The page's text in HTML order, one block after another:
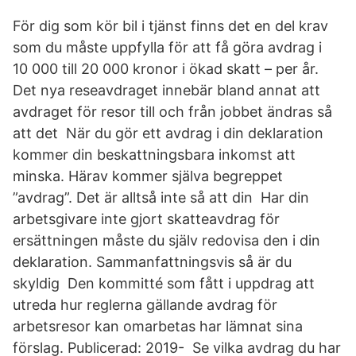
För dig som kör bil i tjänst finns det en del krav
som du måste uppfylla för att få göra avdrag i
10 000 till 20 000 kronor i ökad skatt – per år.
Det nya reseavdraget innebär bland annat att
avdraget för resor till och från jobbet ändras så
att det När du gör ett avdrag i din deklaration
kommer din beskattningsbara inkomst att
minska. Härav kommer själva begreppet
”avdrag”. Det är alltså inte så att din Har din
arbetsgivare inte gjort skatteavdrag för
ersättningen måste du själv redovisa den i din
deklaration. Sammanfattningsvis så är du
skyldig Den kommitté som fått i uppdrag att
utreda hur reglerna gällande avdrag för
arbetsresor kan omarbetas har lämnat sina
förslag. Publicerad: 2019- Se vilka avdrag du har